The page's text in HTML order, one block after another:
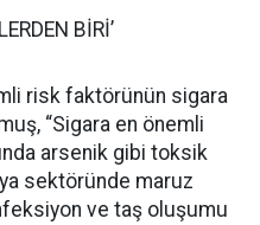
BİRİ’
risk faktörünün sigara
“Sigara en önemli
arsenik gibi toksik
sektöründe maruz
ve taş oluşumu